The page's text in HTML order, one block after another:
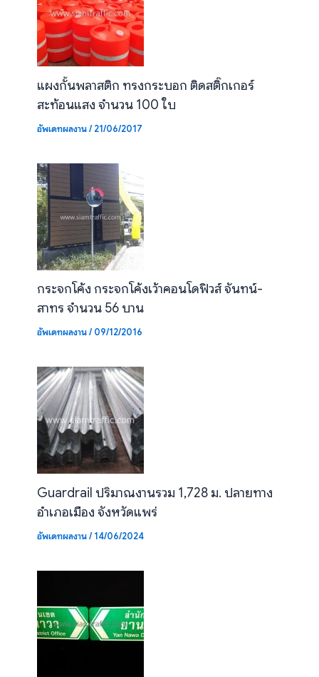
แผงกั้นพลาสติก ทรงกระบอก ติดสติ๊กเกอร์
สะท้อนแสง จำนวน 100 ใบ
อัพเดทผลงาน/21/06/2017
กระจกโค้ง กระจกโค้งเว้าคอนโดฟิวส์ จันทน์-
สาทร จำนวน 56 บาน
อัพเดทผลงาน/09/12/2016
Guardrail ปริมาณงานรวม 1,728 ม. ปลายทาง
อำเภอเมือง จังหวัดแพร่
อัพเดทผลงาน/14/06/2024